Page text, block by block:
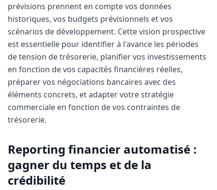
prévisions prennent en compte vos données
historiques, vos budgets prévisionnels et vos
scénarios de développement. Cette vision prospective
est essentielle pour identifier à l'avance les périodes
de tension de trésorerie, planifier vos investissements
en fonction de vos capacités financières réelles,
préparer vos négociations bancaires avec des
éléments concrets, et adapter votre stratégie
commerciale en fonction de vos contraintes de
trésorerie.
Reporting financier automatisé :
gagner du temps et de la
crédibilité